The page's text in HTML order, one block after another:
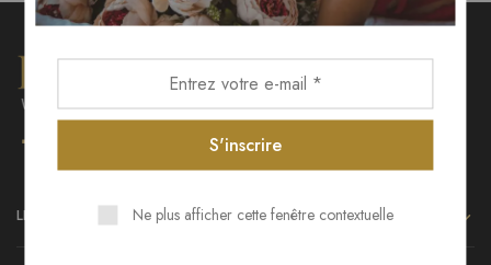
LIENS UTILES Ne plus afficher cette fenêtre contextuelle